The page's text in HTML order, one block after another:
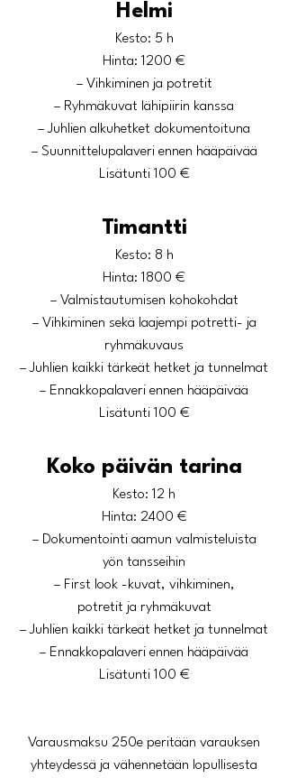
Helmi
Kesto: 5 h
Hinta: 1200 €
– Vihkiminen ja potretit
– Ryhmäkuvat lähipiirin kanssa
– Juhlien alkuhetket dokumentoituna
– Suunnittelupalaveri ennen hääpäivää
Lisätunti 100 €
Timantti
Kesto: 8 h
Hinta: 1800 €
– Valmistautumisen kohokohdat
– Vihkiminen sekä laajempi potretti- ja
ryhmäkuvaus
– Juhlien kaikki tärkeät hetket ja tunnelmat
– Ennakkopalaveri ennen hääpäivää
Lisätunti 100 €
Koko päivän tarina
Kesto: 12 h
Hinta: 2400 €
– Dokumentointi aamun valmisteluista
yön tansseihin
– First look -kuvat, vihkiminen,
potretit ja ryhmäkuvat
– Juhlien kaikki tärkeät hetket ja tunnelmat
– Ennakkopalaveri ennen hääpäivää
Lisätunti 100 €
Varausmaksu 250e peritään varauksen
yhteydessä ja vähennetään lopullisesta